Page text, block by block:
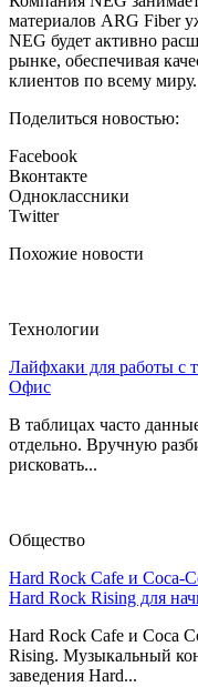
материалов ARG Fiber
NEG будет активно
рынке, обеспечивая
клиентов по всему миру.
Поделиться новостью:
Facebook
Вконтакте
Одноклассники
Twitter
Похожие новости
Технологии
Лайфхаки для работы с
Офис
В таблицах часто
отдельно. Вручную
рисковать...
Общество
Hard Rock Cafe и Coca-
Hard Rock Rising для
Hard Rock Cafe и Coca
Rising. Музыкальный
заведения Hard...